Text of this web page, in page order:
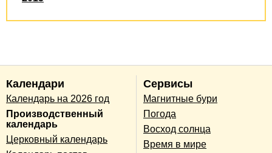
Календари
Календарь на 2026 год
Производственный
календарь
Церковный календарь
Сервисы
Магнитные бури
Погода
Восход солнца
Время в мире